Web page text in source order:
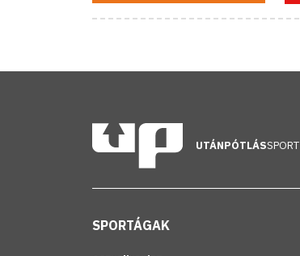
UTÁNPÓTLÁSSPORT
SPORTÁGAK